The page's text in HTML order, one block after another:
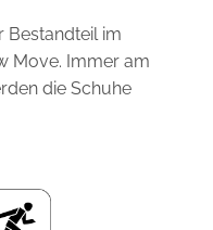
Bestandteil im
Move. Immer am
die Schuhe